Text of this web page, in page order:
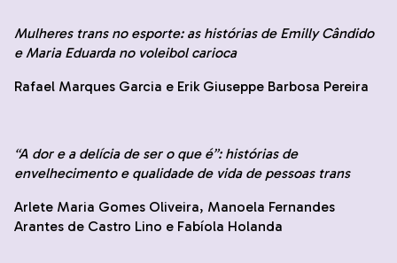
Mulheres trans no esporte: as histórias de Emilly Cândido
e Maria Eduarda no voleibol carioca
Rafael Marques Garcia e Erik Giuseppe Barbosa Pereira
“A dor e a delícia de ser o que é”: histórias de
envelhecimento e qualidade de vida de pessoas trans
Arlete Maria Gomes Oliveira, Manoela Fernandes
Arantes de Castro Lino e Fabíola Holanda